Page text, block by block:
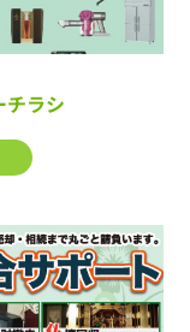
ラシ